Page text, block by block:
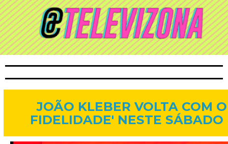
JOÃO KLEBER VOLTA COM
FIDELIDADE' NESTE SÁBADO